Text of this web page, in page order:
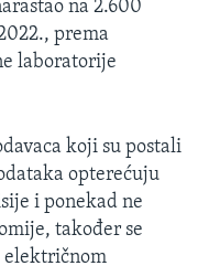
na 2.600
prema
laboratorije
koji su postali
opterećuju
i ponekad ne
također se
električnom